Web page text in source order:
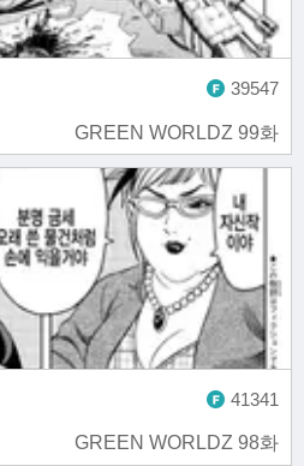
GREEN WORLDZ 99화
39547
GREEN WORLDZ 98화
41341